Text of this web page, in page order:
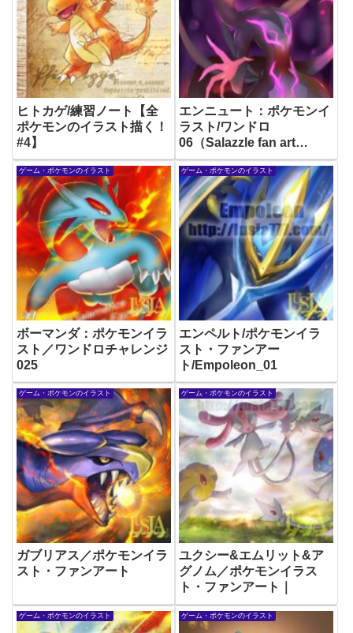
ヒトカゲ/練習ノート【全
ポケモンのイラスト描く！
#4】
エンニュート：ポケモンイ
ラスト/ワンドロ
06（Salazzle fan art
/Pokémon illustration）
ゲーム・ポケモンのイラスト
ボーマンダ：ポケモンイラ
スト／ワンドロチャレンジ
025
ゲーム・ポケモンのイラスト
エンペルト/ポケモンイラ
スト・ファンアー
ト/Empoleon_01
ゲーム・ポケモンのイラスト
ガブリアス／ポケモンイラ
スト・ファンアート
ゲーム・ポケモンのイラスト
ユクシー&エムリット&ア
グノム／ポケモンイラス
ト・ファンアート｜
ゲーム・ポケモンのイラスト ゲーム・ポケモンのイラスト